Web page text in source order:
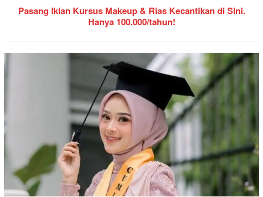
Pasang Iklan Kursus Makeup & Rias Kecantikan di Sini.
Hanya 100.000/tahun!